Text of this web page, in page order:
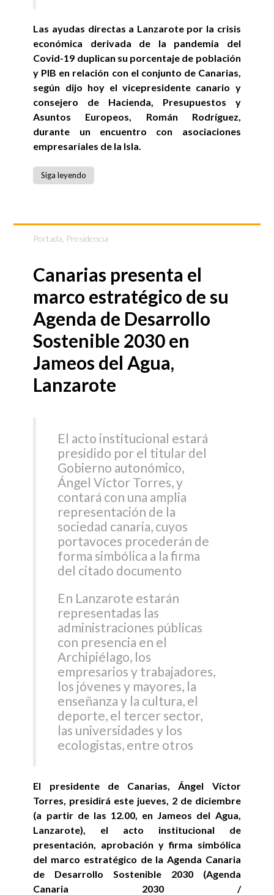
Las ayudas directas a Lanzarote por la crisis
económica derivada de la pandemia del
Covid-19 duplican su porcentaje de población
y PIB en relación con el conjunto de Canarias,
según dijo hoy el vicepresidente canario y
consejero de Hacienda, Presupuestos y
Asuntos Europeos, Román Rodríguez,
durante un encuentro con asociaciones
empresariales de la Isla.
Siga leyendo
Portada Presidencia
Canarias presenta el
marco estratégico de su
Agenda de Desarrollo
Sostenible 2030 en
Jameos del Agua,
Lanzarote
El acto institucional estará
presidido por el titular del
Gobierno autonómico,
Ángel Víctor Torres, y
contará con una amplia
representación de la
sociedad canaria, cuyos
portavoces procederán de
forma simbólica a la firma
del citado documento
En Lanzarote estarán
representadas las
administraciones públicas
con presencia en el
Archipiélago, los
empresarios y trabajadores,
los jóvenes y mayores, la
enseñanza y la cultura, el
deporte, el tercer sector,
las universidades y los
ecologistas, entre otros
El presidente de Canarias, Ángel Víctor
Torres, presidirá este jueves, 2 de diciembre
(a partir de las 12.00, en Jameos del Agua,
Lanzarote), el acto institucional de
presentación, aprobación y firma simbólica
del marco estratégico de la Agenda Canaria
de Desarrollo Sostenible 2030 (Agenda
Canaria 2030 /